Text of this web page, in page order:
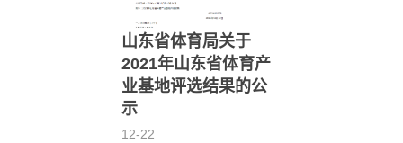
山东省体育局关于
2021年山东省体育产
业基地评选结果的公
示
12-22